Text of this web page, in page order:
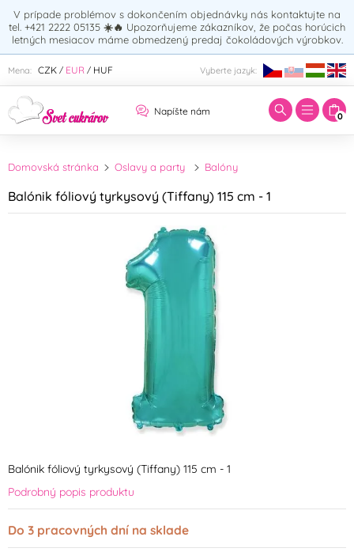
V prípade problémov s dokončením objednávky nás kontaktujte na
tel. +421 2222 05135 ☀️🔥 Upozorňujeme zákazníkov, že počas horúcich
letných mesiacov máme obmedzený predaj čokoládových výrobkov.
Mena: CZK / EUR / HUF Vyberte jazyk:
Napíšte nám 0
Zadajte hľadaný výraz:
Domovská stránka Oslavy a party Balóny
Balónik fóliový tyrkysový (Tiffany) 115 cm - 1
Balónik fóliový tyrkysový (Tiffany) 115 cm - 1
Podrobný popis produktu
Do 3 pracovných dní na sklade